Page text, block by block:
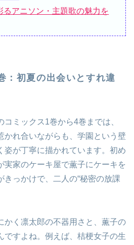
るアニソン・主題歌の魅力を
：初夏の出会いとすれ違
コミックス1巻から4巻までは、
かれ合いながらも、学園という壁
姿が丁寧に描かれています。初め
実家のケーキ屋で薫子にケーキを
きっかけで、二人の“秘密の放課
かく凛太郎の不器用さと、薫子の
ですよね。例えば、桔梗女子の生